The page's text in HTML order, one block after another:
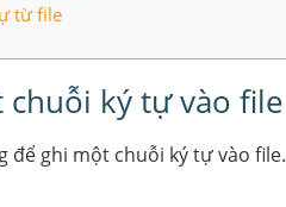
từ file
chuỗi ký tự vào file
để ghi một chuỗi ký tự vào file.